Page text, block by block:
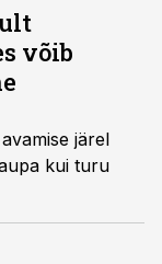
võib
järel
kui turu